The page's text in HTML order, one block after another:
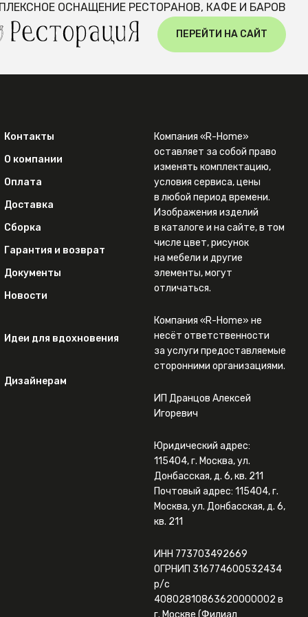
ОСНАЩЕНИЕ РЕСТОРАНОВ, КАФЕ И БАРОВ
ПЕРЕЙТИ НА САЙТ
Контакты
О компании
Оплата
Доставка
Сборка
Гарантия и возврат
Документы
Новости
Идеи для вдохновения
Дизайнерам
Компания «R-Home»
оставляет за собой право
изменять комплектацию,
условия сервиса, цены
в любой период времени.
Изображения изделий
в каталоге и на сайте, в том
числе цвет, рисунок
на мебели и другие
элементы, могут
отличаться.
Компания «R-Home» не
несёт ответственности
за услуги предоставляемые
сторонними организациями.
ИП Дранцов Алексей
Игоревич
Юридический адрес:
115404, г. Москва, ул.
Донбасская, д. 6, кв. 211
Почтовый адрес: 115404, г.
Москва, ул. Донбасская, д. 6,
кв. 211
ИНН 773703492669
ОГРНИП 316774600532434
р/с
40802810863620000002 в
г. Москве (Филиал